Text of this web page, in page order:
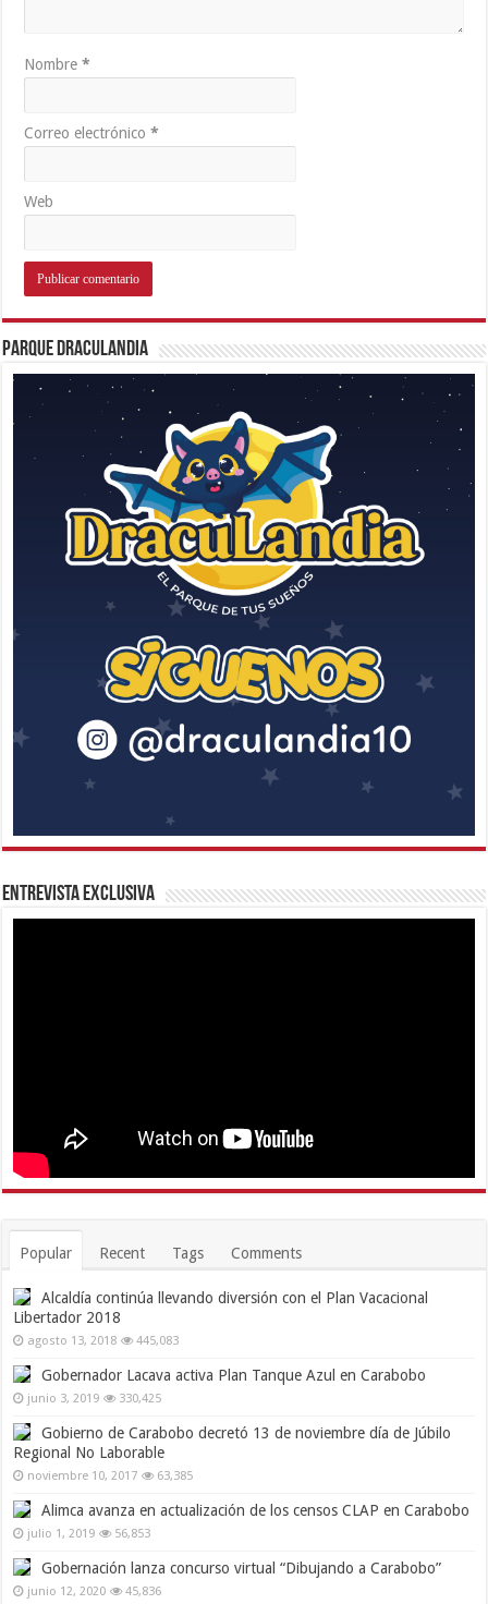
Nombre*
Correo electrónico*
Web
Parque Draculandia
Entrevista Exclusiva
Popular Recent Tags Comments
Alcaldía continúa llevando diversión con el Plan Vacacional
Libertador 2018
agosto 13, 2018 445,083
Gobernador Lacava activa Plan Tanque Azul en Carabobo
junio 3, 2019 330,425
Gobierno de Carabobo decretó 13 de noviembre día de Júbilo
Regional No Laborable
noviembre 10, 2017 63,385
Alimca avanza en actualización de los censos CLAP en Carabobo
julio 1, 2019 56,853
Gobernación lanza concurso virtual “Dibujando a Carabobo”
junio 12, 2020 45,836